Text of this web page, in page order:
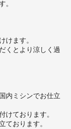
。
けます。
くとより涼しく過
内ミシンでお仕立
けております。
ております。